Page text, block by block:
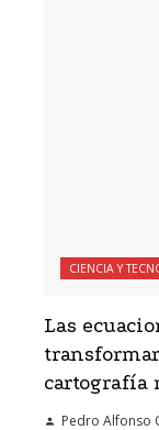
CIENCIA Y
Las
cartografía
Pedro Alfonso